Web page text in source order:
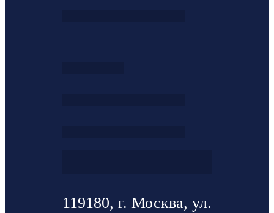
119180, г. Москва, ул.